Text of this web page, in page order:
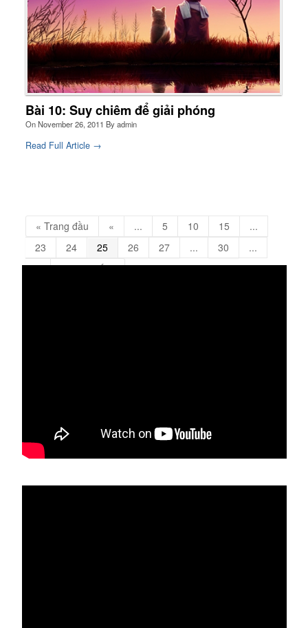
Bài 10: Suy chiêm để giải phóng
OnNovember 26, 2011 Byadmin
Read Full Article →
« Trang đầu « ... 5 10 15
...
23
24 25 26 27 ... 30
...
»
Trang cuối »